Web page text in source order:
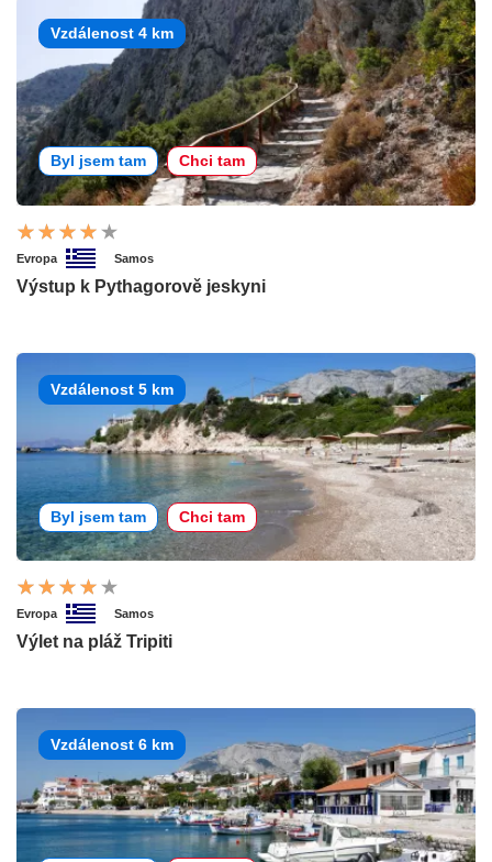
Vzdálenost 4 km
Byl jsem tam Chci tam
Evropa Samos
Výstup k Pythagorově jeskyni
Vzdálenost 5 km
Byl jsem tam Chci tam
Evropa Samos
Výlet na pláž Tripiti
Vzdálenost 6 km